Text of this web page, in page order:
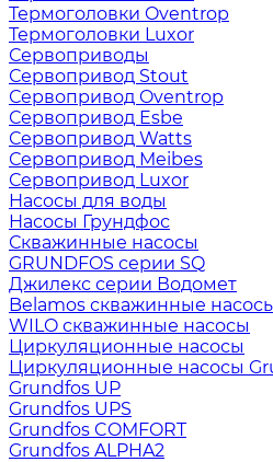
Термоголовки Oventrop
Термоголовки Luxor
Сервоприводы
Сервопривод Stout
Сервопривод Oventrop
Сервопривод Esbe
Сервопривод Watts
Сервопривод Meibes
Сервопривод Luxor
Насосы для воды
Насосы Грундфос
Скважинные насосы
GRUNDFOS серии SQ
Джилекс серии Водомет
Belamos скважинные
WILO скважинные насосы
Циркуляционные насосы
Циркуляционные насосы
Grundfos UP
Grundfos UPS
Grundfos COMFORT
Grundfos ALPHA2